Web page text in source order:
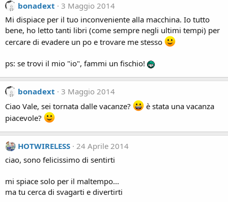
bonadext
3 Maggio 2014
Mi dispiace per il tuo inconveniente alla macchina. Io tutto
bene, ho letto tanti libri (come sempre negli ultimi tempi) per
cercare di evadere un po e trovare me stesso
ps: se trovi il mio "io", fammi un fischio!
bonadext
3 Maggio 2014
Ciao Vale, sei tornata dalle vacanze?
è stata una vacanza
piacevole?
HOTWIRELESS 24 Aprile 2014
ciao, sono felicissimo di sentirti
mi spiace solo per il maltempo...
ma tu cerca di svagarti e divertirti